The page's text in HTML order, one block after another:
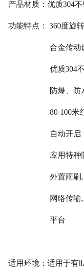
产品材质： 优质304
功能特点： 360度旋转
合金传动
优质304
防爆、防
80-100米
自动开启
应用特种
外置雨刷
网络传输
平台
适用环境：适用于有Ⅱ